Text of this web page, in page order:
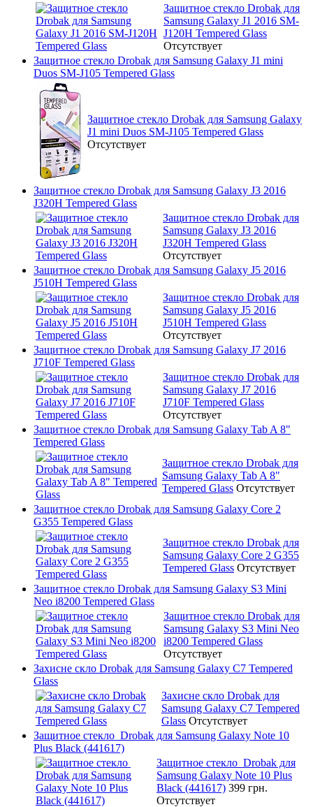
Защитное стекло Drobak для
Samsung Galaxy J1 2016 SM-
J120H Tempered Glass
Отсутствует
Защитное стекло Drobak для Samsung Galaxy J1 mini
Duos SM-J105 Tempered Glass
Защитное стекло Drobak для Samsung Galaxy
J1 mini Duos SM-J105 Tempered Glass
Отсутствует
Защитное стекло Drobak для Samsung Galaxy J3 2016
J320H Tempered Glass
Защитное стекло Drobak для
Samsung Galaxy J3 2016
J320H Tempered Glass
Отсутствует
Защитное стекло Drobak для Samsung Galaxy J5 2016
J510H Tempered Glass
Защитное стекло Drobak для
Samsung Galaxy J5 2016
J510H Tempered Glass
Отсутствует
Защитное стекло Drobak для Samsung Galaxy J7 2016
J710F Tempered Glass
Защитное стекло Drobak для
Samsung Galaxy J7 2016
J710F Tempered Glass
Отсутствует
Защитное стекло Drobak для Samsung Galaxy Tab A 8"
Tempered Glass
Защитное стекло Drobak для
Samsung Galaxy Tab A 8"
Tempered Glass Отсутствует
Защитное стекло Drobak для Samsung Galaxy Core 2
G355 Tempered Glass
Защитное стекло Drobak для
Samsung Galaxy Core 2 G355
Tempered Glass Отсутствует
Защитное стекло Drobak для Samsung Galaxy S3 Mini
Neo i8200 Tempered Glass
Защитное стекло Drobak для
Samsung Galaxy S3 Mini Neo
i8200 Tempered Glass
Отсутствует
Захисне скло Drobak для Samsung Galaxy C7 Tempered
Glass
Захисне скло Drobak для
Samsung Galaxy C7 Tempered
Glass Отсутствует
Защитное стекло Drobak для Samsung Galaxy Note 10
Plus Black (441617)
Защитное стекло Drobak для
Samsung Galaxy Note 10 Plus
Black (441617) 399 грн.
Отсутствует